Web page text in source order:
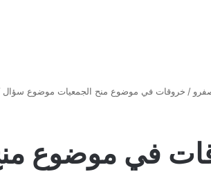
/ خروقات في موضوع منح الجمعيات موضوع سؤال
في موضوع